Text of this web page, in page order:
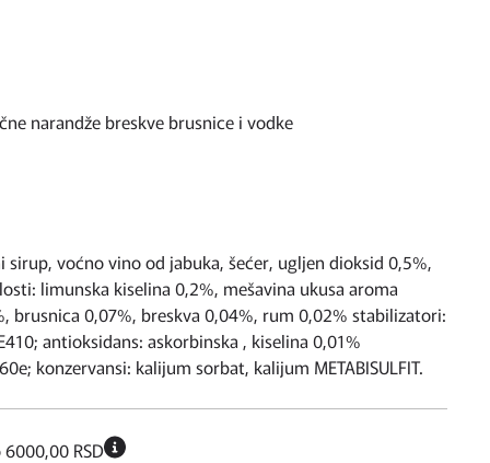
narandže breskve brusnice i vodke
sirup, voćno vino od jabuka, šećer, ugljen dioksid 0,5%,
limunska kiselina 0,2%, mešavina ukusa aroma
brusnica 0,07%, breskva 0,04%, rum 0,02% stabilizatori:
antioksidans: askorbinska , kiselina 0,01%
konzervansi: kalijum sorbat, kalijum METABISULFIT.
RSD